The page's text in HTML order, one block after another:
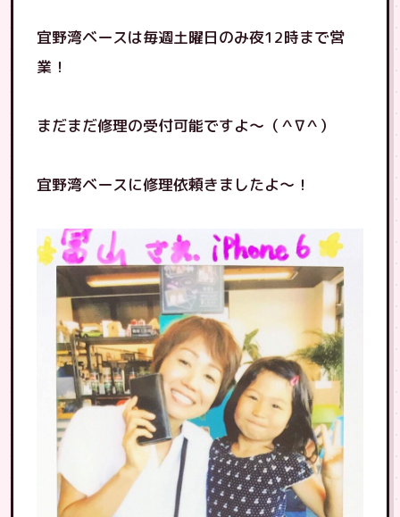
宜野湾ベースは毎週土曜日のみ夜12時まで営
業！
まだまだ修理の受付可能ですよ〜（＾∇＾）
宜野湾ベースに修理依頼きましたよ〜！